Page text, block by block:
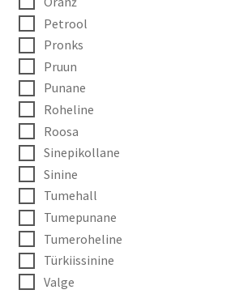
Petrool
Pronks
Pruun
Punane
Roheline
Roosa
Sinepikollane
Sinine
Tumehall
Tumepunane
Tumeroheline
Türkiissinine
Valge